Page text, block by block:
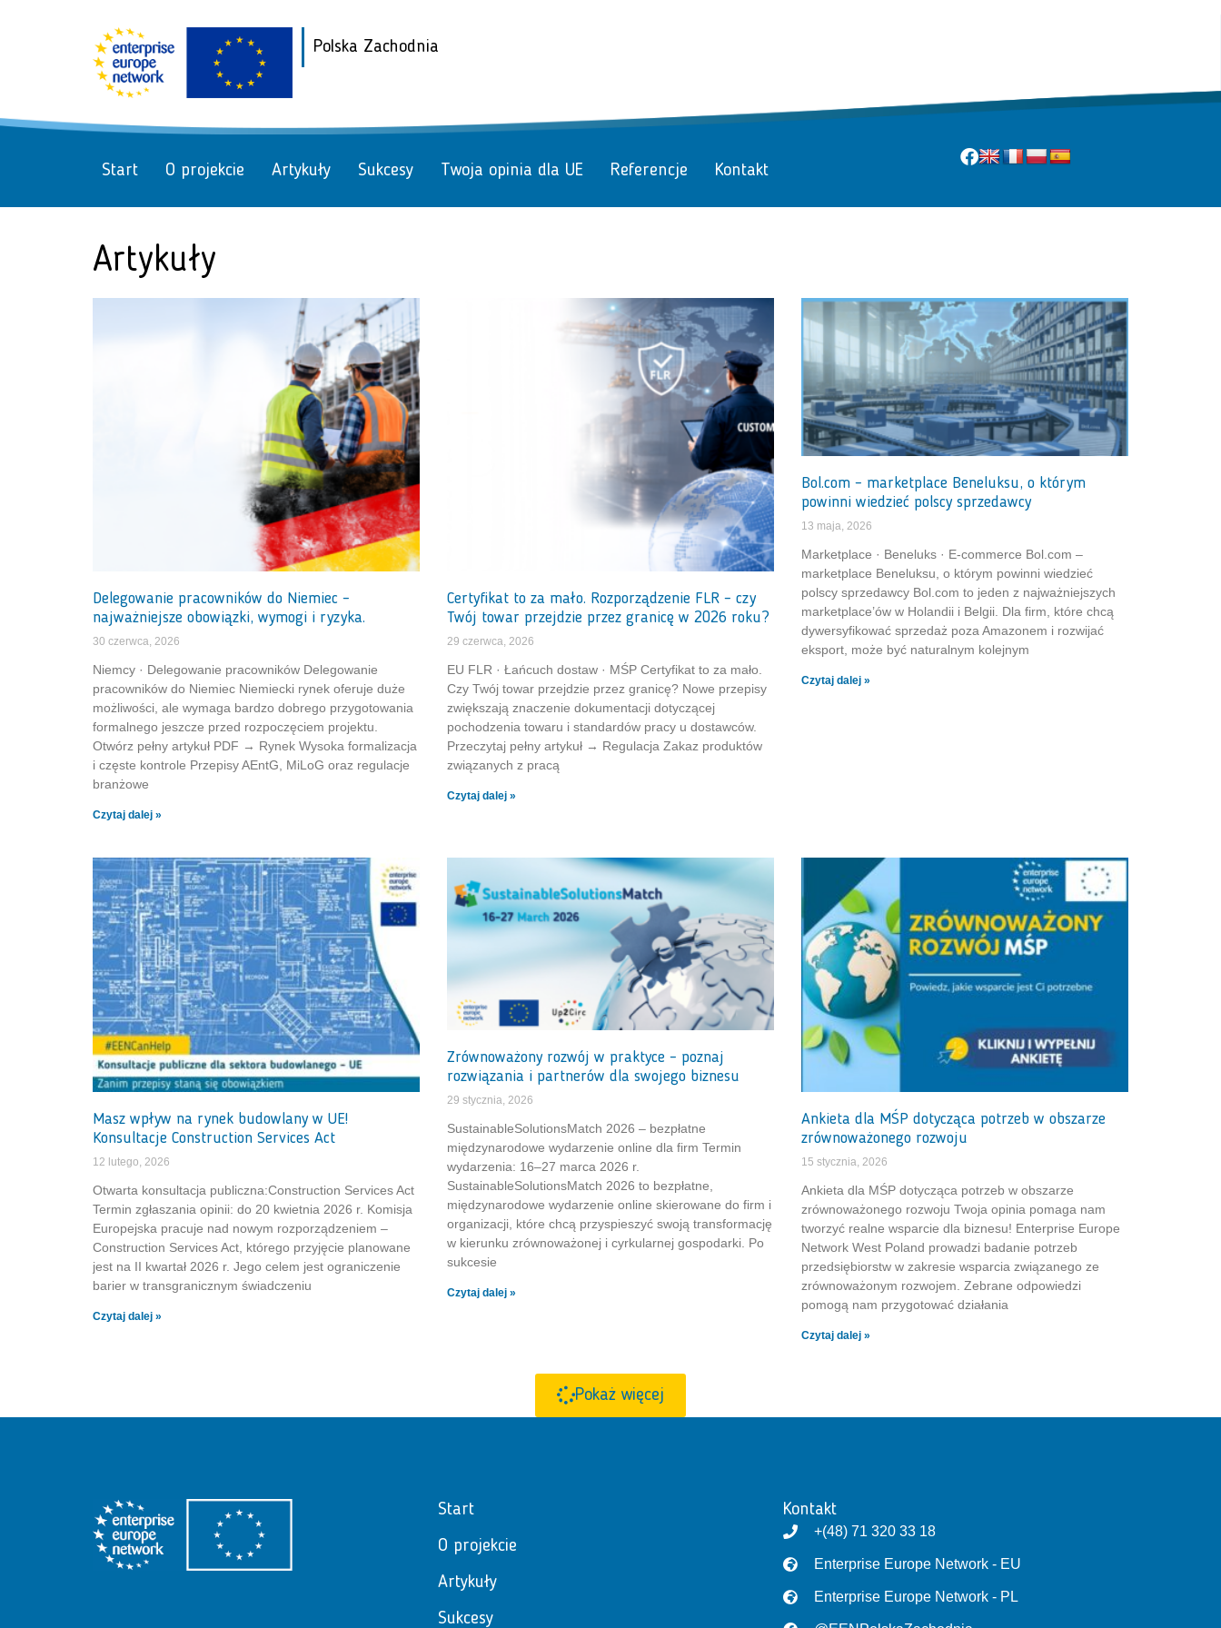
Polska Zachodnia
Start O projekcie Artykuły Sukcesy Twoja opinia dla UE Referencje Kontakt
Artykuły
Delegowanie pracowników do Niemiec –
najważniejsze obowiązki, wymogi i ryzyka.
30 czerwca, 2026
Niemcy · Delegowanie pracowników Delegowanie
pracowników do Niemiec Niemiecki rynek oferuje duże
możliwości, ale wymaga bardzo dobrego przygotowania
formalnego jeszcze przed rozpoczęciem projektu.
Otwórz pełny artykuł PDF → Rynek Wysoka formalizacja
i częste kontrole Przepisy AEntG, MiLoG oraz regulacje
branżowe
Czytaj dalej »
Certyfikat to za mało. Rozporządzenie FLR – czy
Twój towar przejdzie przez granicę w 2026 roku?
29 czerwca, 2026
EU FLR · Łańcuch dostaw · MŚP Certyfikat to za mało.
Czy Twój towar przejdzie przez granicę? Nowe przepisy
zwiększają znaczenie dokumentacji dotyczącej
pochodzenia towaru i standardów pracy u dostawców.
Przeczytaj pełny artykuł → Regulacja Zakaz produktów
związanych z pracą
Czytaj dalej »
Bol.com – marketplace Beneluksu, o którym
powinni wiedzieć polscy sprzedawcy
13 maja, 2026
Marketplace · Beneluks · E-commerce Bol.com –
marketplace Beneluksu, o którym powinni wiedzieć
polscy sprzedawcy Bol.com to jeden z najważniejszych
marketplace’ów w Holandii i Belgii. Dla firm, które chcą
dywersyfikować sprzedaż poza Amazonem i rozwijać
eksport, może być naturalnym kolejnym
Czytaj dalej »
Masz wpływ na rynek budowlany w UE!
Konsultacje Construction Services Act
12 lutego, 2026
Otwarta konsultacja publiczna:Construction Services Act
Termin zgłaszania opinii: do 20 kwietnia 2026 r. Komisja
Europejska pracuje nad nowym rozporządzeniem –
Construction Services Act, którego przyjęcie planowane
jest na II kwartał 2026 r. Jego celem jest ograniczenie
barier w transgranicznym świadczeniu
Czytaj dalej »
Zrównoważony rozwój w praktyce – poznaj
rozwiązania i partnerów dla swojego biznesu
29 stycznia, 2026
SustainableSolutionsMatch 2026 – bezpłatne
międzynarodowe wydarzenie online dla firm Termin
wydarzenia: 16–27 marca 2026 r.
SustainableSolutionsMatch 2026 to bezpłatne,
międzynarodowe wydarzenie online skierowane do firm i
organizacji, które chcą przyspieszyć swoją transformację
w kierunku zrównoważonej i cyrkularnej gospodarki. Po
sukcesie
Czytaj dalej »
Ankieta dla MŚP dotycząca potrzeb w obszarze
zrównoważonego rozwoju
15 stycznia, 2026
Ankieta dla MŚP dotycząca potrzeb w obszarze
zrównoważonego rozwoju Twoja opinia pomaga nam
tworzyć realne wsparcie dla biznesu! Enterprise Europe
Network West Poland prowadzi badanie potrzeb
przedsiębiorstw w zakresie wsparcia związanego ze
zrównoważonym rozwojem. Zebrane odpowiedzi
pomogą nam przygotować działania
Czytaj dalej »
Pokaż więcej
Start
O projekcie
Artykuły
Sukcesy
Kontakt
+(48) 71 320 33 18
Enterprise Europe Network - EU
Enterprise Europe Network - PL